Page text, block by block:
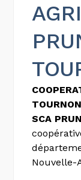
TOURNON
SCA
Nouvelle-